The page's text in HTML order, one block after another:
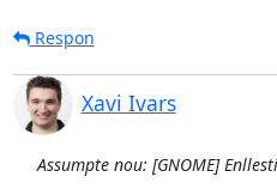
Respon
Xavi Ivars
Assumpte nou: [GNOME]